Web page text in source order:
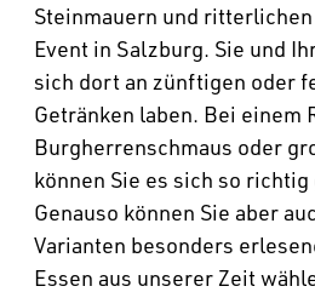
Steinmauern und
Event in Salzburg. Sie und
sich dort an zünftigen oder
Getränken laben. Bei einem
Burgherrenschmaus oder
können Sie es sich so
Genauso können Sie aber
Varianten besonders
Essen aus unserer Zeit